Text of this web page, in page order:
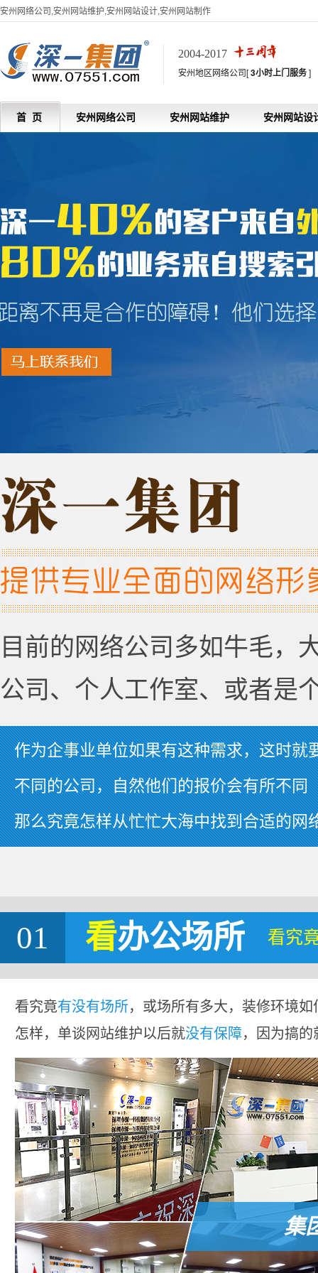
安州网络公司,安州网站维护,安州网站设计,安州网站制作
2004-2017
安州地区网络公司[3小时上门服务]
首 页 安州网络公司 安州网站维护 安州网站设
目前的网络公司多如牛毛，
公司、个人工作室、或者是
作为企事业单位如果有这种需求，这时就
不同的公司，自然他们的报价会有所不同
那么究竟怎样从忙忙大海中找到合适的网
01 看办公场所 看究
看究竟有没有场所，或场所有多大，装修环境
怎样，单谈网站维护以后就没有保障，因为搞
集